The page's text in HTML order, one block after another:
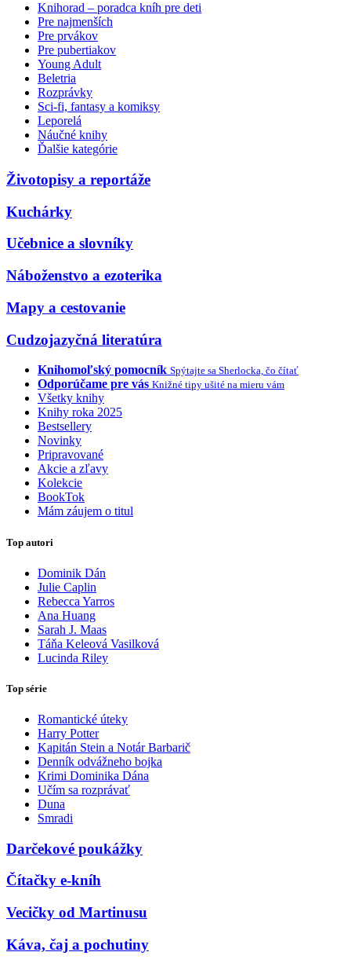
Knihorad – poradca kníh pre deti
Pre najmenších
Pre prvákov
Pre pubertiakov
Young Adult
Beletria
Rozprávky
Sci-fi, fantasy a komiksy
Leporelá
Náučné knihy
Ďalšie kategórie
Životopisy a reportáže
Kuchárky
Učebnice a slovníky
Náboženstvo a ezoterika
Mapy a cestovanie
Cudzojazyčná literatúra
Knihomoľský pomocník Spýtajte sa Sherlocka, čo čítať
Odporúčame pre vás Knižné tipy ušité na mieru vám
Všetky knihy
Knihy roka 2025
Bestsellery
Novinky
Pripravované
Akcie a zľavy
Kolekcie
BookTok
Mám záujem o titul
Top autori
Dominik Dán
Julie Caplin
Rebecca Yarros
Ana Huang
Sarah J. Maas
Táňa Keleová Vasilková
Lucinda Riley
Top série
Romantické úteky
Harry Potter
Kapitán Stein a Notár Barbarič
Denník odvážneho bojka
Krimi Dominika Dána
Učím sa rozprávať
Duna
Smradi
Darčekové poukážky
Čítačky e-kníh
Vecičky od Martinusu
Káva, čaj a pochutiny